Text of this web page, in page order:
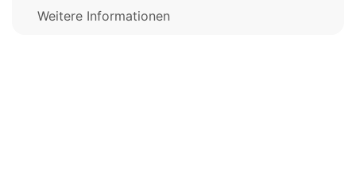
Weitere Informationen